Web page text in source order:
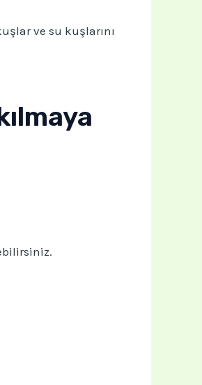
ve su kuşlarını